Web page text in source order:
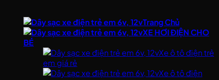
Trang Chủ
XE HƠI ĐIỆN CHO
BÉ
Xe ô tô điện trẻ
em giá rẻ
Xe ô tô điện